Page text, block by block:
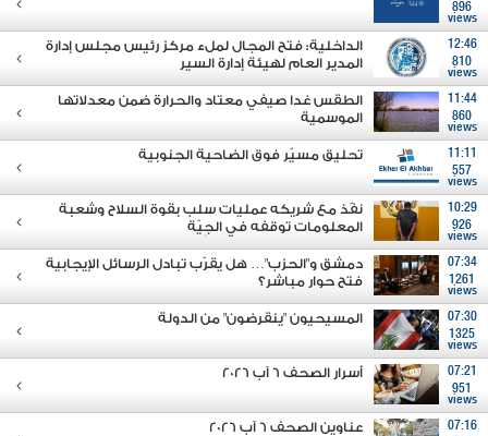
896
views
12:46
810
views
الداخلية: فتح المجال لملء مركز رئيس مجلس إدارة
المدير العام لهيئة إدارة السير
11:44
860
views
الطقس غدا صيفي معتاد والحرارة ضمن معدلاتها
الموسمية
11:11
557
views
تحليق مسيّر فوق الضاحية الجنوبية
10:29
926
views
نفّذ مع شريكه عمليات سلب بقوة السلاح وشعبة
المعلومات توقفه في الجِيّة
07:34
1261
views
دمشق و"الحزب"… هل يقرّب تبادل الرسائل الإيجابية
فتح حوار مباشر؟
07:30
1325
views
المسيحيون "ينقرضون" من الدولة
07:21
951
views
أسرار الصحف 6 آب 2026
07:16
عناوين الصحف 6 آب 2026